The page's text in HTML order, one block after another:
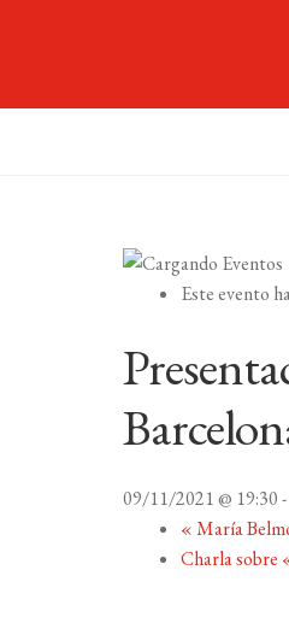
Este evento
09/11/2021 @ 19:30
«María
Charla sobre